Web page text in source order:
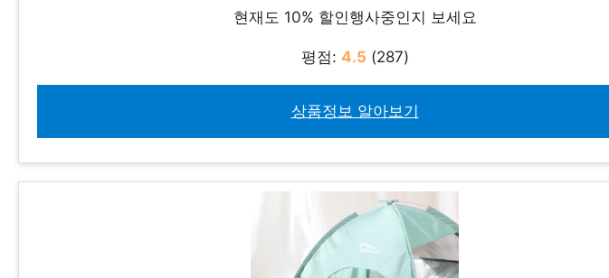
현재도 10% 할인행사중인지 보세요
평점: 4.5 (287)
상품정보 알아보기